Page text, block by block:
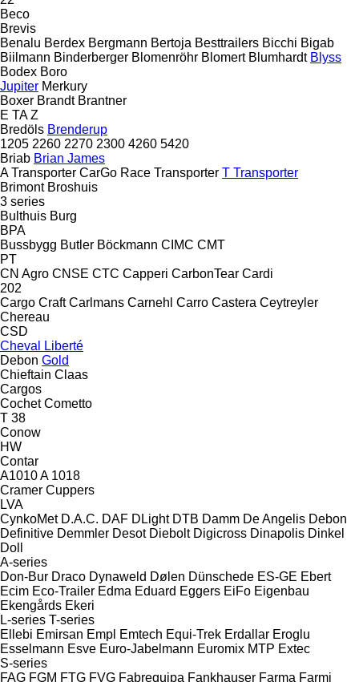
Beco
Brevis
Benalu Berdex Bergmann Bertoja Besttrailers Bicchi Bigab
Biilmann Binderberger Blomenröhr Blomert Blumhardt Blyss
Bodex Boro
Jupiter Merkury
Boxer Brandt Brantner
E TA Z
Bredöls Brenderup
1205 2260 2270 2300 4260 5420
Briab Brian James
A Transporter CarGo Race Transporter T Transporter
Brimont Broshuis
3 series
Bulthuis Burg
BPA
Bussbygg Butler Böckmann CIMC CMT
PT
CN Agro CNSE CTC Capperi CarbonTear Cardi
202
Cargo Craft Carlmans Carnehl Carro Castera Ceytreyler
Chereau
CSD
Cheval Liberté
Debon Gold
Chieftain Claas
Cargos
Cochet Cometto
T 38
Conow
HW
Contar
A1010A 1018
Cramer Cuppers
LVA
CynkoMet D.A.C. DAF DLight DTB Damm De Angelis Debon
Definitive Demmler Desot Diebolt Digicross Dinapolis Dinkel
Doll
A-series
Don-Bur Draco Dynaweld Dølen Dünschede ES-GE Ebert
Ecim Eco-Trailer Edma Eduard Eggers EiFo Eigenbau
Ekengårds Ekeri
L-series T-series
Ellebi Emirsan Empl Emtech Equi-Trek Erdallar Eroglu
Esselmann Esve Euro-Jabelmann Euromix MTP Extec
S-series
FAG FGM FTG FVG Fabrequipa Fankhauser Farma Farmi